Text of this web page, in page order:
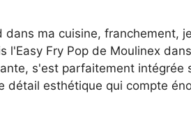
ma cuisine, franchement,
Fry Pop de Moulinex
s'est parfaitement intégrée
esthétique qui compte